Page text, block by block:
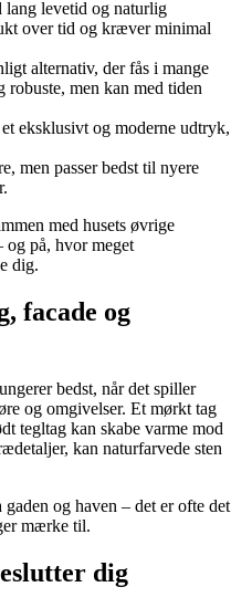
lang levetid og naturlig
over tid og kræver minimal
alternativ, der fås i mange
robuste, men kan med tiden
eksklusivt og moderne udtryk,
men passer bedst til nyere
med husets øvrige
på, hvor meget
dig.
facade og
bedst, når det spiller
og omgivelser. Et mørkt tag
tegltag kan skabe varme mod
kan naturfarvede sten
og haven – det er ofte det
mærke til.
dig